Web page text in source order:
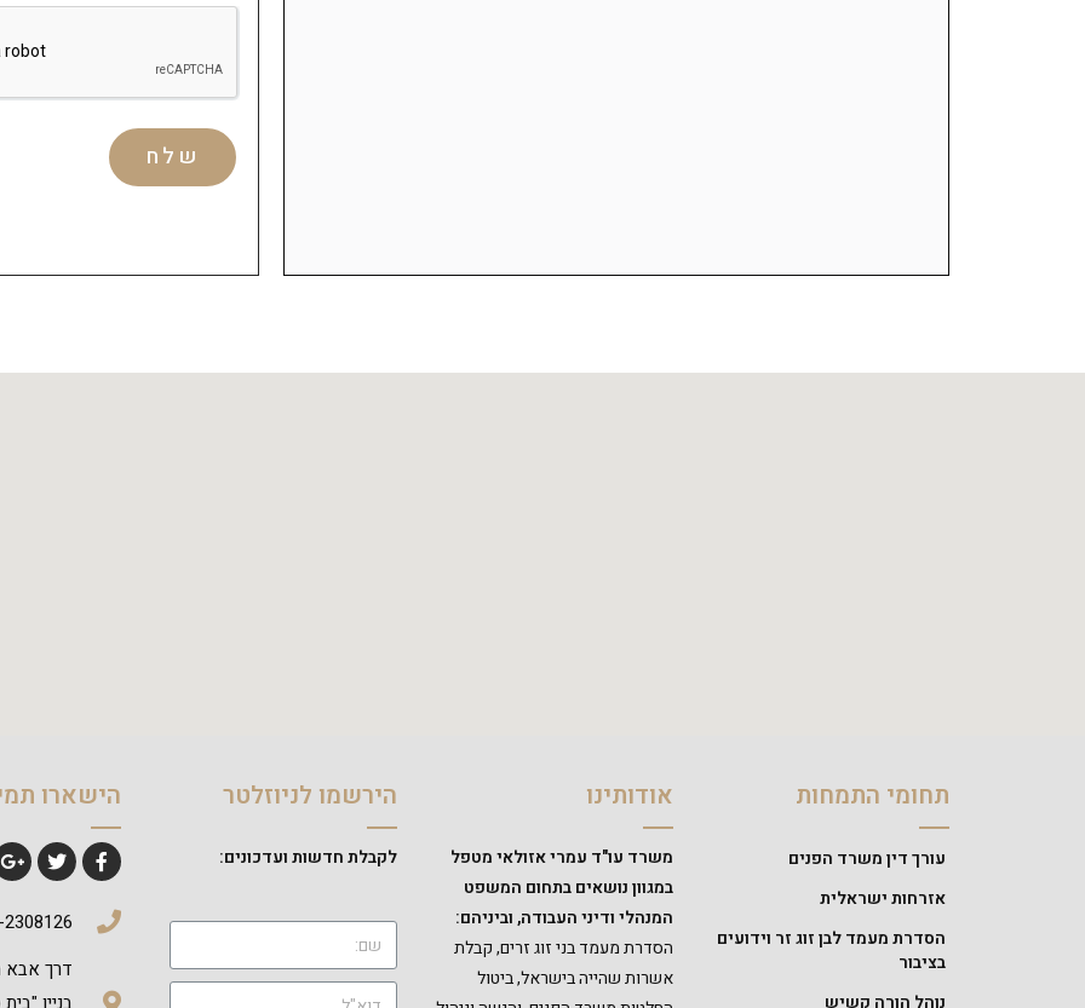
שלח
תחומי התמחות
עורך דין משרד הפנים
אזרחות ישראלית
הסדרת מעמד לבן זוג זר וידועים
בציבור
נוהל הורה קשיש
אודותינו
משרד עו"ד עמרי אזולאי מטפל
במגוון נושאים בתחום המשפט
המנהלי ודיני העבודה, וביניהם:
הסדרת מעמד בני זוג זרים, קבלת
אשרות שהייה בישראל, ביטול
הירשמו לניוזלטר
לקבלת חדשות ועדכונים:
הישארו